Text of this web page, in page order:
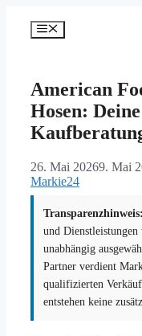
Inhalt
springen
Menü
American
Hosen: Deine
26. Mai 20269. Mai
Markie24
Transparenzhinweis:
und Dienstleistungen
unabhängig
Partner verdient
qualifizierten
entstehen keine